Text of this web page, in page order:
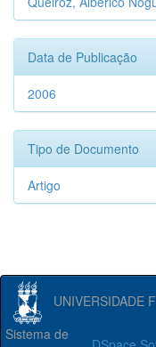
Data de Publicação
2006
Tipo de Documento
Artigo
UNIVERSIDADE
Sistema de